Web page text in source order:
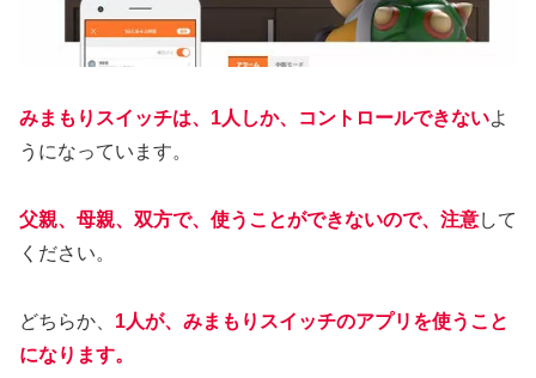
みまもりスイッチは、1人しか、コントロールできないよ
うになっています。
父親、母親、双方で、使うことができないので、注意して
ください。
どちらか、 1人が、みまもりスイッチのアプリを使うこと
になります。